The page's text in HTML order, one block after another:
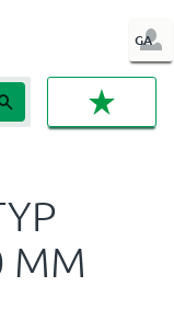
GA
IN
MM